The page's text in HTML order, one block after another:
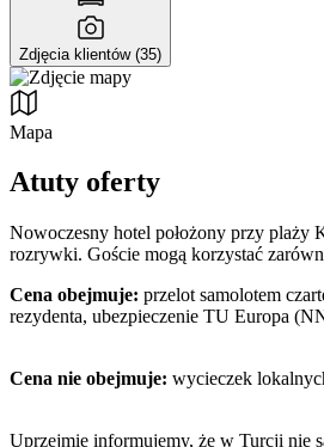
Zdjęcia klientów (35)
Mapa
Atuty oferty
Nowoczesny hotel położony przy plaży
rozrywki. Goście mogą korzystać
Cena obejmuje: przelot samolotem
rezydenta, ubezpieczenie TU Europa
Cena nie obejmuje: wycieczek
Uprzejmie informujemy, że w Turcji nie